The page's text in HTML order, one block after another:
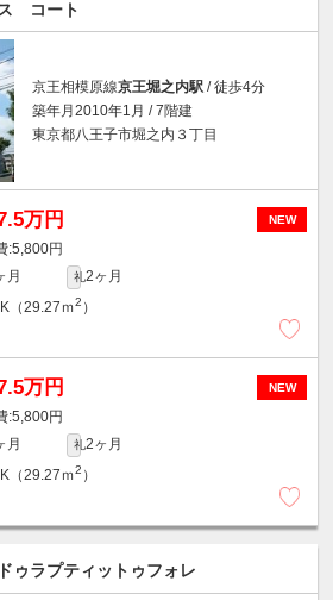
コート
京王相模原線京王堀之内駅 / 徒歩4分
築年月2010年1月 / 7階建
東京都八王子市堀之内３丁目
NEW
万円
5,800円
月 礼2ヶ月
（29.27ｍ2 ）
NEW
万円
5,800円
月 礼2ヶ月
（29.27ｍ2 ）
ゥラプティットゥフォレ